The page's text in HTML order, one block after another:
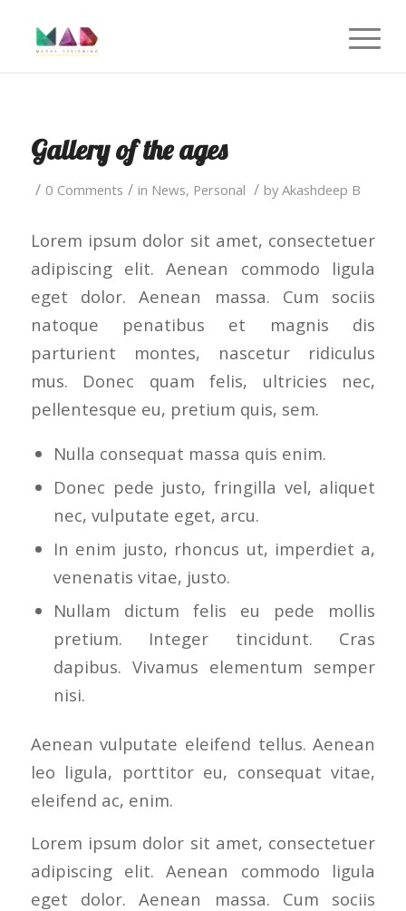
Gallery of the ages
/ 0 Comments / in News, Personal / byAkashdeep B
Lorem ipsum dolor sit amet, consectetuer
adipiscing elit. Aenean commodo ligula
eget dolor. Aenean massa. Cum sociis
natoque penatibus et magnis dis
parturient montes, nascetur ridiculus
mus. Donec quam felis, ultricies nec,
pellentesque eu, pretium quis, sem.
Nulla consequat massa quis enim.
Donec pede justo, fringilla vel, aliquet
nec, vulputate eget, arcu.
In enim justo, rhoncus ut, imperdiet a,
venenatis vitae, justo.
Nullam dictum felis eu pede mollis
pretium. Integer tincidunt. Cras
dapibus. Vivamus elementum semper
nisi.
Aenean vulputate eleifend tellus. Aenean
leo ligula, porttitor eu, consequat vitae,
eleifend ac, enim.
Lorem ipsum dolor sit amet, consectetuer
adipiscing elit. Aenean commodo ligula
eget dolor. Aenean massa. Cum sociis